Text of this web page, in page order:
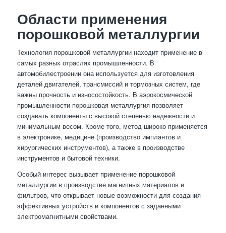
Области применения
порошковой металлургии
Технология порошковой металлургии находит применение в
самых разных отраслях промышленности. В
автомобилестроении она используется для изготовления
деталей двигателей, трансмиссий и тормозных систем, где
важны прочность и износостойкость. В аэрокосмической
промышленности порошковая металлургия позволяет
создавать компоненты с высокой степенью надежности и
минимальным весом. Кроме того, метод широко применяется
в электронике, медицине (производство имплантов и
хирургических инструментов), а также в производстве
инструментов и бытовой техники.
Особый интерес вызывает применение порошковой
металлургии в производстве магнитных материалов и
фильтров, что открывает новые возможности для создания
эффективных устройств и компонентов с заданными
электромагнитными свойствами.